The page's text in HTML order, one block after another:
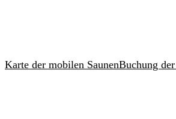
Karte der mobilen SaunenBuchung